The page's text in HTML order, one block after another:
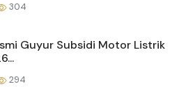
304
Guyur Subsidi Motor Listrik
294